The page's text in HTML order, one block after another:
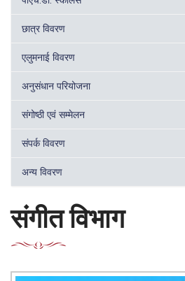
छात्र विवरण
एलुमनाई विवरण
अनुसंधान परियोजना
संगोष्ठी एवं सम्मेलन
संपर्क विवरण
अन्य विवरण
संगीत विभाग